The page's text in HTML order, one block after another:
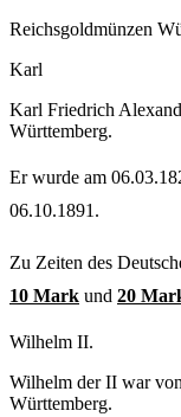
Reichsgoldmünzen
Karl
Karl Friedrich
Württemberg.
Er wurde am
06.10.1891.
Zu Zeiten des
10 Mark und 20
Wilhelm II.
Wilhelm der II war
Württemberg.